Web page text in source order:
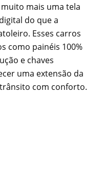
mais uma tela
do que a
Esses carros
como painéis 100%
e chaves
uma extensão da
com conforto.